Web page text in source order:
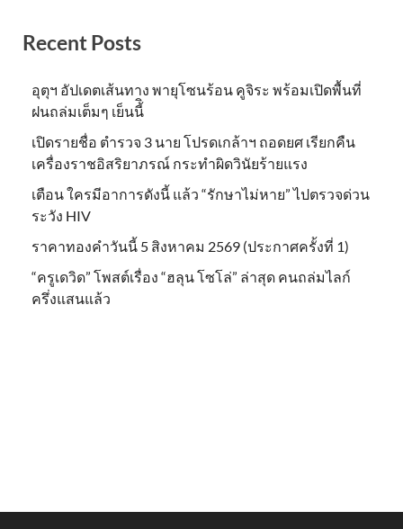
Recent Posts
อุตุฯ อัปเดตเส้นทาง พายุโซนร้อน คูจิระ พร้อมเปิดพื้นที่
ฝนถล่มเต็มๆ เย็นนี้ิ
เปิดรายชื่อ ตำรวจ 3 นาย โปรดเกล้าฯ ถอดยศ เรียกคืน
เครื่องราชอิสริยาภรณ์ กระทำผิดวินัยร้ายแรง
เตือน ใครมีอาการดังนี้ แล้ว “รักษาไม่หาย” ไปตรวจด่วน
ระวัง HIV
ราคาทองคำวันนี้ 5 สิงหาคม 2569 (ประกาศครั้งที่ 1)
“ครูเดวิด” โพสต์เรื่อง “ฮลุน โซโล่” ล่าสุด คนถล่มไลก์
ครึ่งแสนแล้ว